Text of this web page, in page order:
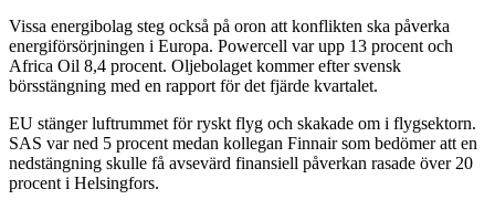
Vissa energibolag steg också på oron att konflikten ska påverka
energiförsörjningen i Europa. Powercell var upp 13 procent och
Africa Oil 8,4 procent. Oljebolaget kommer efter svensk
börsstängning med en rapport för det fjärde kvartalet.
EU stänger luftrummet för ryskt flyg och skakade om i flygsektorn.
SAS var ned 5 procent medan kollegan Finnair som bedömer att en
nedstängning skulle få avsevärd finansiell påverkan rasade över 20
procent i Helsingfors.